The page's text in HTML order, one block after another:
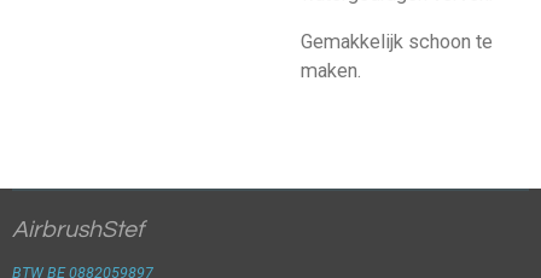
Gemakkelijk schoon te
maken.
AirbrushStef
BTW BE 0882059897